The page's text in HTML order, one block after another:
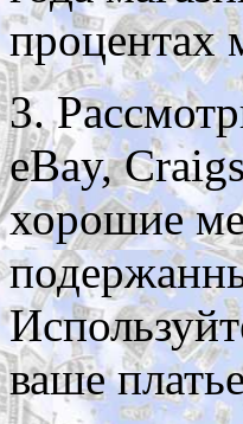
процентах
3.
eBay,
хорошие
ваше